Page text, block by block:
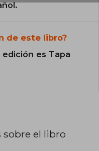
de este libro?
es Tapa
sobre el libro